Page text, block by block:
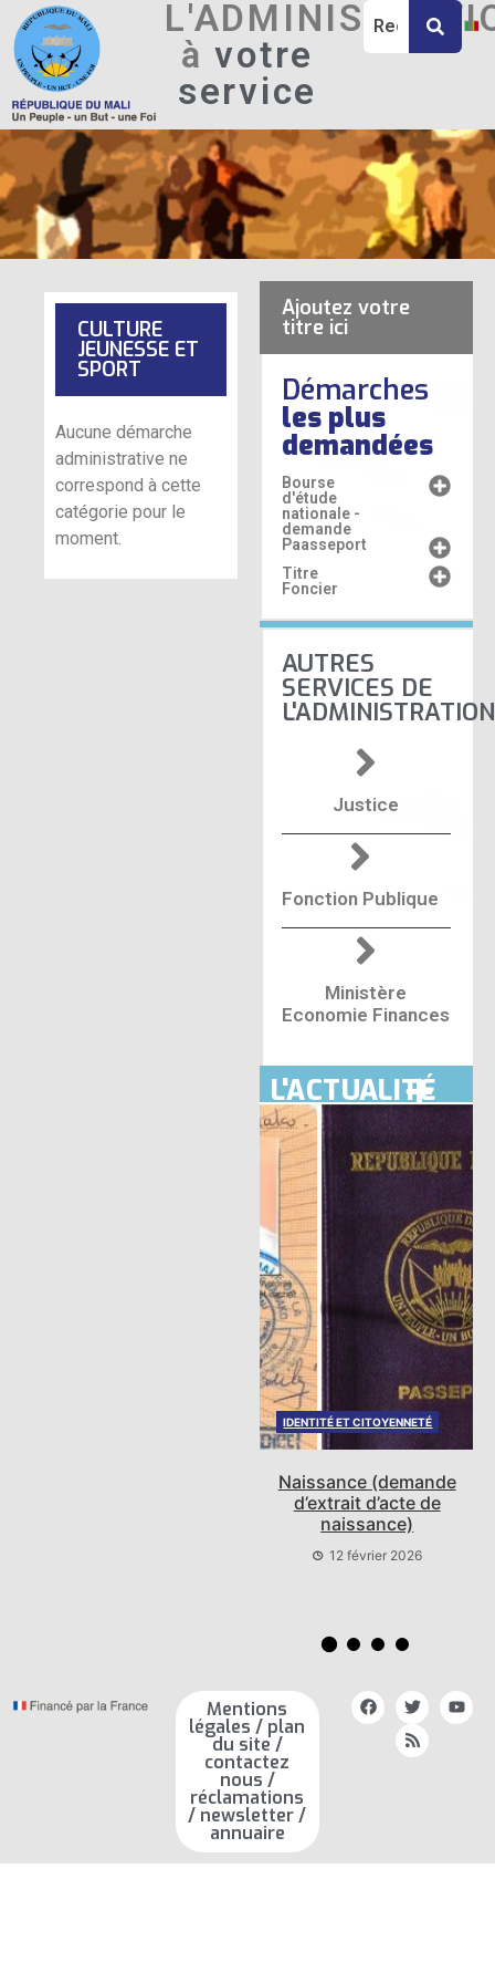
àvotre
service
CULTURE
JEUNESSE ET
SPORT
Aucune démarche
administrative ne
correspond à cette
catégorie pour le
moment.
Ajoutez votre
titre ici
Démarches
les plus
demandées
Bourse
d'étude
nationale -
demande
Paasseport
Titre
Foncier
AUTRES
SERVICES DE
L'ADMINISTRATION
Justice
Fonction Publique
Ministère
Economie Finances
L'ACTUALITÉ
IDENTITÉ ET CITOYENNETÉ
Naissance (demande
d’extrait d’acte de
naissance)
12 février 2026
Mentions
légales / plan
du site /
contactez
nous /
réclamations
/ newsletter /
annuaire